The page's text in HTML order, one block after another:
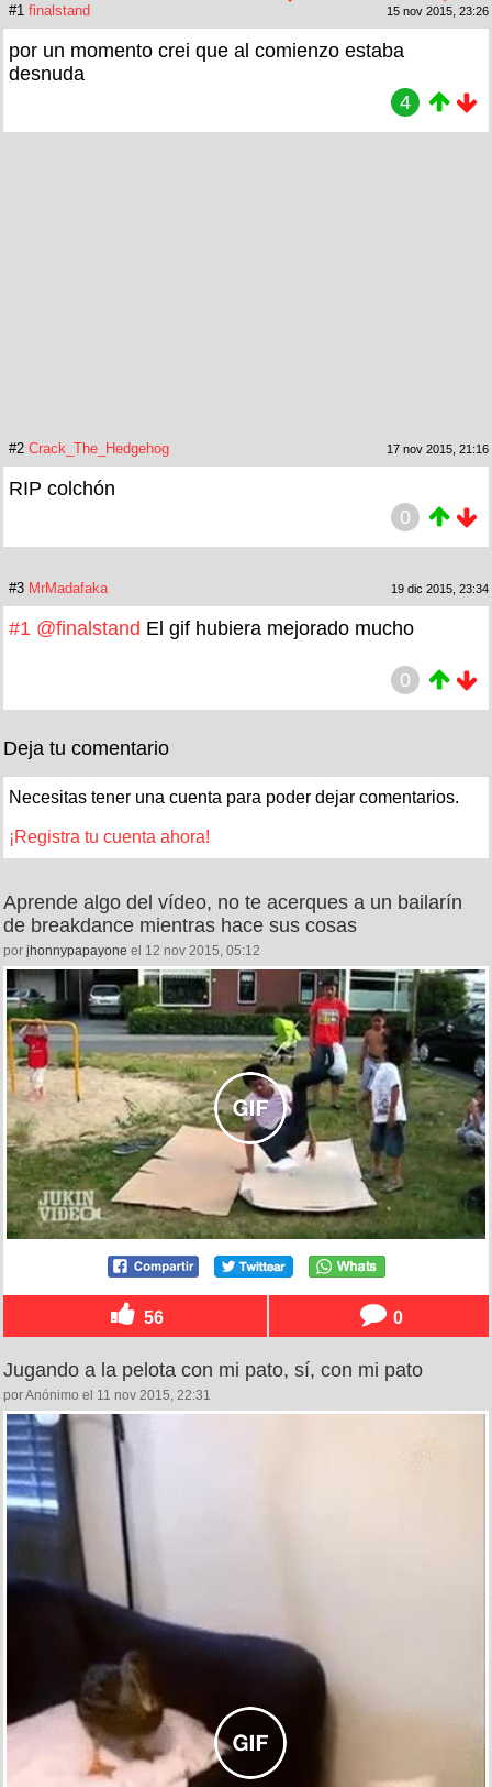
#1 finalstand 15 nov 2015, 23:26
por un momento crei que al comienzo estaba
desnuda
4
#2 Crack_The_Hedgehog 17 nov 2015, 21:16
RIP colchón
0
#3 MrMadafaka 19 dic 2015, 23:34
#1 @finalstand El gif hubiera mejorado mucho
0
Deja tu comentario
Necesitas tener una cuenta para poder dejar comentarios.
¡Registra tu cuenta ahora!
Aprende algo del vídeo, no te acerques a un bailarín
de breakdance mientras hace sus cosas
por jhonnypapayone el 12 nov 2015, 05:12
56 0
Jugando a la pelota con mi pato, sí, con mi pato
por Anónimo el 11 nov 2015, 22:31